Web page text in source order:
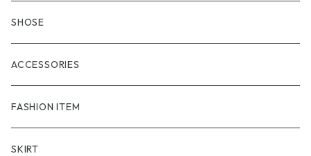
Aroha Burossamu
ARCTERYX
BURBERRY
BVLGARI
フーディー
スゥエット
セーター
Shirt
SHOSE
ACCESSORIES
FASHION ITEM
SKIRT